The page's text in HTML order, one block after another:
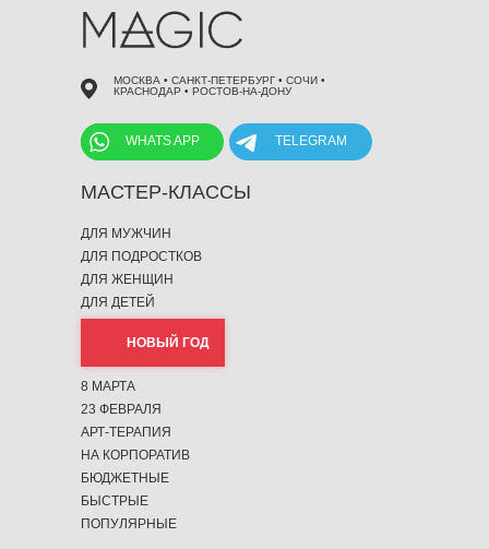
TELEGRAM
МАСТЕР-КЛАССЫ
WHATS APP
МОСКВА • САНКТ-ПЕТЕРБУРГ • СОЧИ •
КРАСНОДАР • РОСТОВ-НА-ДОНУ
ДЛЯ МУЖЧИН
ДЛЯ ПОДРОСТКОВ
ДЛЯ ЖЕНЩИН
ДЛЯ ДЕТЕЙ
НОВЫЙ ГОД
8 МАРТА
23 ФЕВРАЛЯ
АРТ-ТЕРАПИЯ
НА КОРПОРАТИВ
БЮДЖЕТНЫЕ
БЫСТРЫЕ
ПОПУЛЯРНЫЕ